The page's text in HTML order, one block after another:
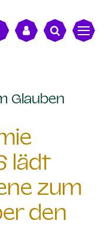
Glauben
lädt
zum
den